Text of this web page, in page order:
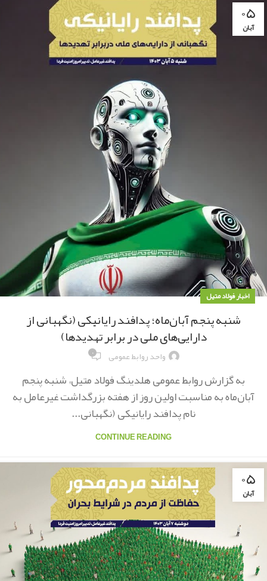
۰۵
آبان
اخبار فولاد متیل
شنبه پنجم آبان‌ماه؛ پدافند رایانیکی (نگهبانی از
دارایی‌های ملی در برابر تهدیدها)
واحد روابط عمومی ۰
به گزارش روابط عمومی هلدینگ فولاد متیل، شنبه پنجم
آبان‌ماه به مناسبت اولین روز از هفته بزرگداشت غیرعامل به
نام پدافند رایانیکی (نگهبانی...
CONTINUE READING
۰۵
آبان